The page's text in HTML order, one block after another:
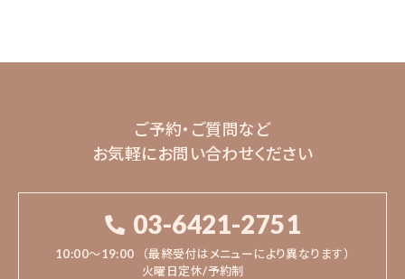
ご予約・ご質問など
お気軽にお問い合わせください
03-6421-2751
10:00〜19:00
（最終受付はメニューにより異なります）
火曜日定休/予約制